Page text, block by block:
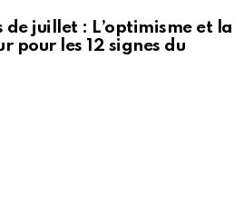
de juillet : L’optimisme et la
pour les 12 signes du